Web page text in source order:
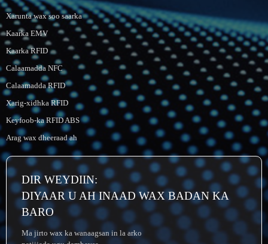
Xarunta wax soo saarka
Kaarka EMV
Kaarka RFID
Calaamadda NFC
Calaamadda RFID
Xarig-xidhka RFID
Keyfoob-ka RFID ABS
Arag wax dheeraad ah
DIR WEYDIIN:
DIYAAR U AH INAAD WAX BADAN KA
BARO
Ma jirto wax ka wanaagsan in la arko